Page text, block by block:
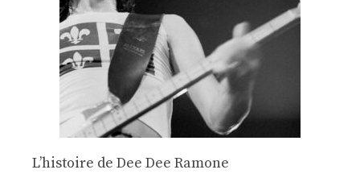
Lʼhistoire de Dee Dee Ramone